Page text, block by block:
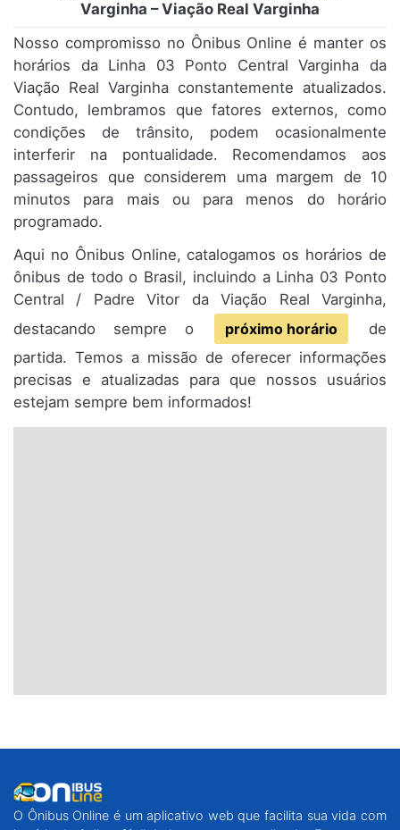
Varginha – Viação Real Varginha
Nosso compromisso no Ônibus Online é manter os
horários da Linha 03 Ponto Central Varginha da
Viação Real Varginha constantemente atualizados.
Contudo, lembramos que fatores externos, como
condições de trânsito, podem ocasionalmente
interferir na pontualidade. Recomendamos aos
passageiros que considerem uma margem de 10
minutos para mais ou para menos do horário
programado.
Aqui no Ônibus Online, catalogamos os horários de
ônibus de todo o Brasil, incluindo a Linha 03 Ponto
Central / Padre Vitor da Viação Real Varginha,
destacando sempre o
próximo horário
de
partida. Temos a missão de oferecer informações
precisas e atualizadas para que nossos usuários
estejam sempre bem informados!
O Ônibus Online é um aplicativo web que facilita sua vida com